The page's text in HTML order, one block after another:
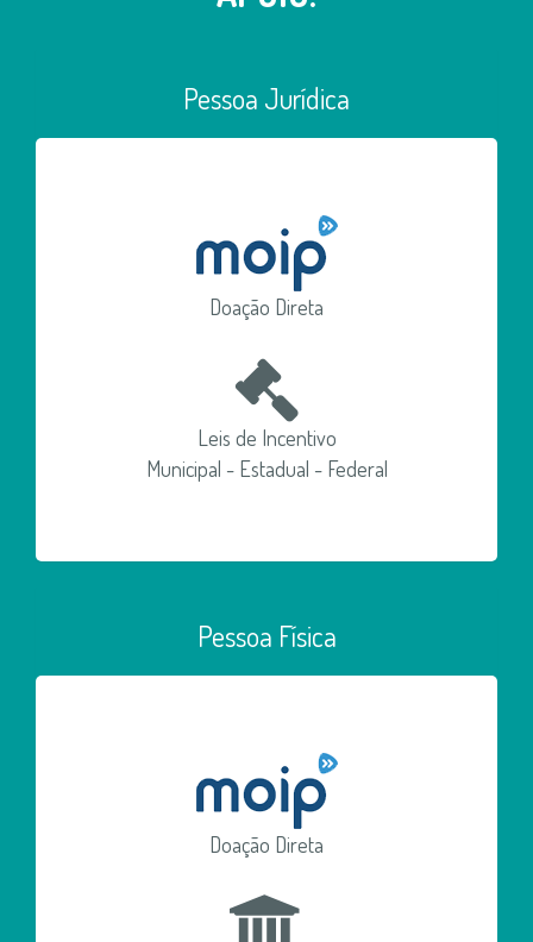
Pessoa Jurídica
Doação Direta
Leis de Incentivo
Municipal - Estadual - Federal
Pessoa Física
Doação Direta